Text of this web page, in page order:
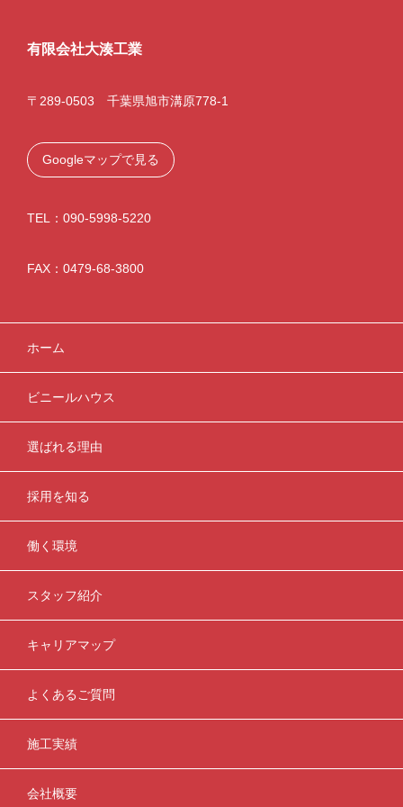
有限会社大湊工業
〒289-0503 千葉県旭市溝原778-1
Googleマップで見る
TEL：090-5998-5220
FAX：0479-68-3800
ホーム
ビニールハウス
選ばれる理由
採用を知る
働く環境
スタッフ紹介
キャリアマップ
よくあるご質問
施工実績
会社概要